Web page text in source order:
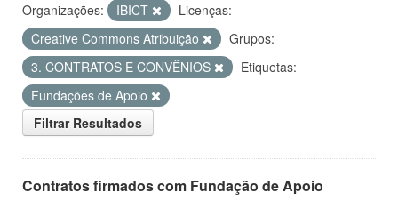
Organizações: IBICT
Licenças:
Creative Commons Atribuição
Grupos:
3. CONTRATOS E CONVÊNIOS
Etiquetas:
Fundações de Apoio
Filtrar Resultados
Contratos firmados com Fundação de Apoio